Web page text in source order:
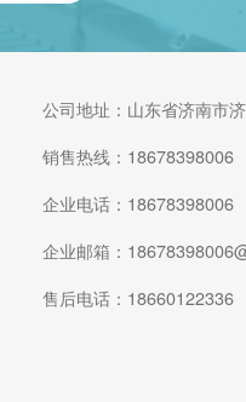
公司地址：山东省济南市
销售热线：18678398006
企业电话：18678398006
企业邮箱：
售后电话：18660122336